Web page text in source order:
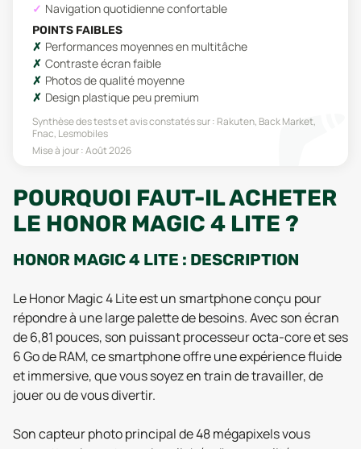
Navigation quotidienne confortable
POINTS FAIBLES
Performances moyennes en multitâche
Contraste écran faible
Photos de qualité moyenne
Design plastique peu premium
Synthèse des tests et avis constatés sur : Rakuten, Back Market,
Fnac, Lesmobiles
Mise à jour :Août 2026
POURQUOI FAUT-IL ACHETER
LE HONOR MAGIC 4 LITE ?
HONOR MAGIC 4 LITE : DESCRIPTION
Le Honor Magic 4 Lite est un smartphone conçu pour
répondre à une large palette de besoins. Avec son écran
de 6,81 pouces, son puissant processeur octa-core et ses
6 Go de RAM, ce smartphone offre une expérience fluide
et immersive, que vous soyez en train de travailler, de
jouer ou de vous divertir.
Son capteur photo principal de 48 mégapixels vous